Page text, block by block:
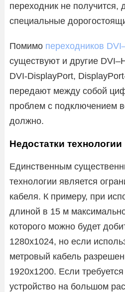
переходник не получится,
специальные
Помимо переходников
существуют и другие
DVI-DisplayPort,
передают между собой
проблем с подключением
должно.
Недостатки технологии
Единственным
технологии является
кабеля. К примеру, при
длиной в 15 м
которого можно будет
1280х1024, но если
метровый кабель
1920х1200. Если
устройство на большом